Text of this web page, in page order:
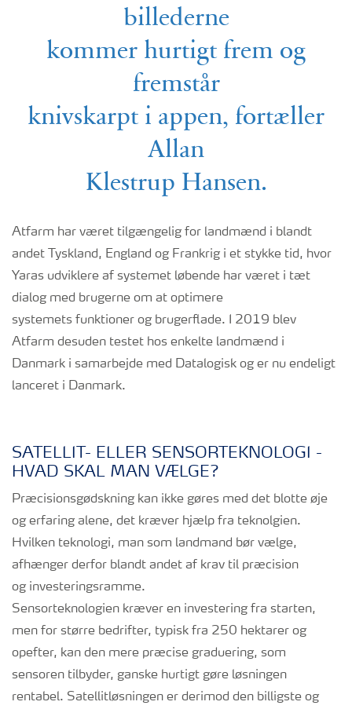
billederne
kommer hurtigt frem og
fremstår
knivskarpt i appen, fortæller
Allan
Klestrup Hansen.
Atfarm har været tilgængelig for landmænd i blandt
andet Tyskland, England og Frankrig i et stykke tid, hvor
Yaras udviklere af systemet løbende har været i tæt
dialog med brugerne om at optimere
systemets funktioner og brugerflade. I 2019 blev
Atfarm desuden testet hos enkelte landmænd i
Danmark i samarbejde med Datalogisk og er nu endeligt
lanceret i Danmark.
SATELLIT- ELLER SENSORTEKNOLOGI -
HVAD SKAL MAN VÆLGE?
Præcisionsgødskning kan ikke gøres med det blotte øje
og erfaring alene, det kræver hjælp fra teknolgien.
Hvilken teknologi, man som landmand bør vælge,
afhænger derfor blandt andet af krav til præcision
og investeringsramme.
Sensorteknologien kræver en investering fra starten,
men for større bedrifter, typisk fra 250 hektarer og
opefter, kan den mere præcise graduering, som
sensoren tilbyder, ganske hurtigt gøre løsningen
rentabel. Satellitløsningen er derimod den billigste og